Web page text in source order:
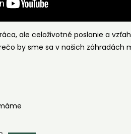
ale celoživotné poslanie a
by sme sa v našich